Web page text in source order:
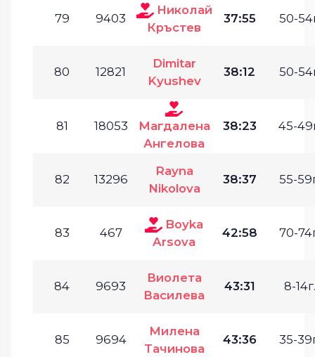
79 9403
Николай
Кръстев
37:55 50-
80 12821
Dimitar
Kyushev
38:12 50-
81 18053
Магдалена
Ангелова
38:23 45-
82 13296
Rayna
Nikolova
38:37 55-
83 467
Boyka
Arsova
42:58 70-
84 9693
Виолета
Василева
43:31 8-14г.
85 9694
Милена
Тачинова
43:36 35-